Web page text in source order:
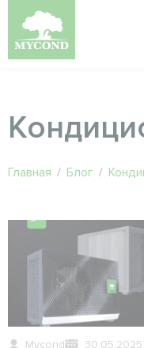
Главная / Блог /
Mycond
30.05.2025